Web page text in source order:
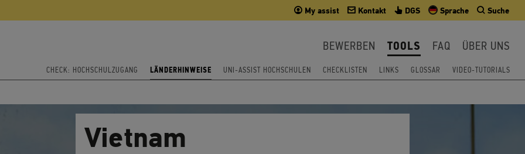
My assist Kontakt DGS Sprache Suche
BEWERBEN TOOLS FAQ ÜBER UNS
CHECK: HOCHSCHULZUGANG LÄNDERHINWEISE UNI-ASSIST HOCHSCHULEN CHECKLISTEN LINKS GLOSSAR VIDEO-TUTORIALS
Vietnam